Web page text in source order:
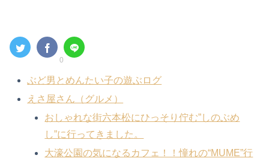
0
ぶど男とめんたい子の遊ぶログ
えさ屋さん（グルメ）
おしゃれな街六本松にひっそり佇む”しのぶめ
し”に行ってきました。
大濠公園の気になるカフェ！！憧れの“MUME”行